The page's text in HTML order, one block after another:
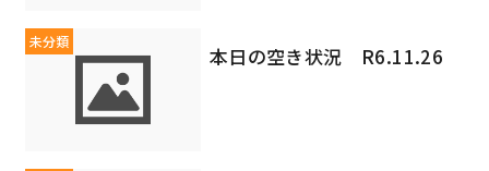
未分類
本日の空き状況 R6.11.26